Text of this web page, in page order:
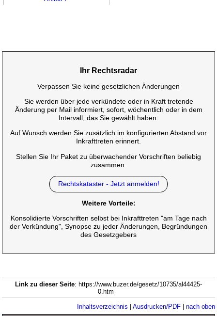
Ihr Rechtsradar
Verpassen Sie keine gesetzlichen Änderungen
Sie werden über jede verkündete oder in Kraft tretende
Änderung per Mail informiert, sofort, wöchentlich oder in dem
Intervall, das Sie gewählt haben.
Auf Wunsch werden Sie zusätzlich im konfigurierten Abstand vor
Inkrafttreten erinnert.
Stellen Sie Ihr Paket zu überwachender Vorschriften beliebig
zusammen.
Rechtskataster - Jetzt anmelden!
Weitere Vorteile:
Konsolidierte Vorschriften selbst bei Inkrafttreten "am Tage nach
der Verkündung", Synopse zu jeder Änderungen, Begründungen
des Gesetzgebers
Link zu dieser Seite: https://www.buzer.de/gesetz/10735/al44425-
0.htm
Inhaltsverzeichnis Ausdrucken/PDF| nach oben